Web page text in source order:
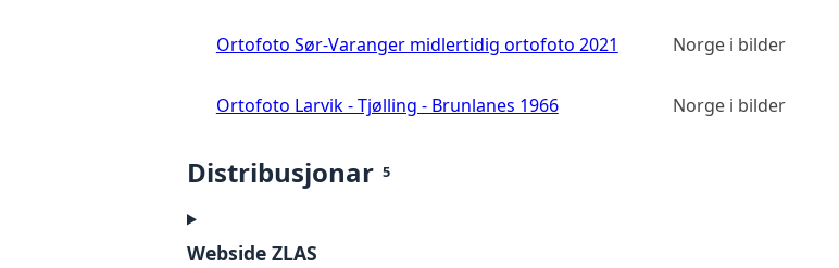
Ortofoto Sør-Varanger midlertidig ortofoto 2021 Norge i bilder
Ortofoto Larvik - Tjølling - Brunlanes 1966 Norge i bilder
Distribusjonar 5
Webside ZLAS